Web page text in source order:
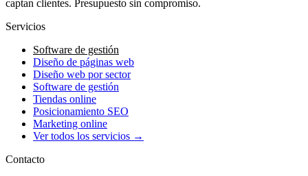
captan clientes. Presupuesto sin compromiso.
Servicios
Software de gestión
Diseño de páginas web
Diseño web por sector
Software de gestión
Tiendas online
Posicionamiento SEO
Marketing online
Ver todos los servicios →
Contacto